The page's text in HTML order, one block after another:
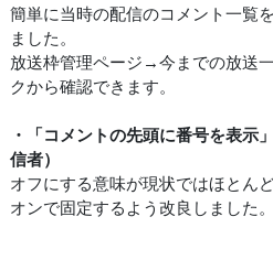
簡単に当時の配信のコメント一覧
ました。
放送枠管理ページ→今までの放送
クから確認できます。
・「コメントの先頭に番号を表示
信者）
オフにする意味が現状ではほとん
オンで固定するよう改良しました。